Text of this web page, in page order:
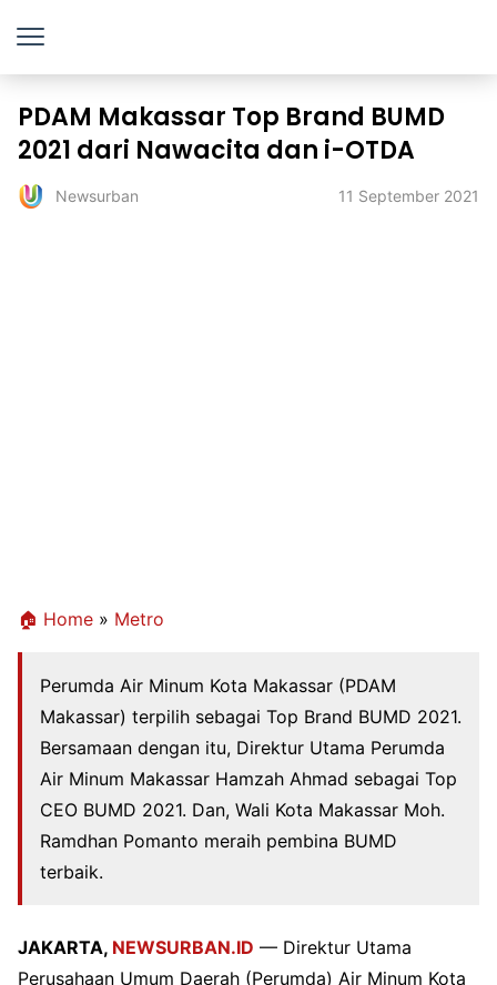
PDAM Makassar Top Brand BUMD
2021 dari Nawacita dan i-OTDA
Newsurban 11 September 2021
🏠 Home » Metro
Perumda Air Minum Kota Makassar (PDAM
Makassar) terpilih sebagai Top Brand BUMD 2021.
Bersamaan dengan itu, Direktur Utama Perumda
Air Minum Makassar Hamzah Ahmad sebagai Top
CEO BUMD 2021. Dan, Wali Kota Makassar Moh.
Ramdhan Pomanto meraih pembina BUMD
terbaik.
JAKARTA, NEWSURBAN.ID — Direktur Utama
Perusahaan Umum Daerah (Perumda) Air Minum Kota